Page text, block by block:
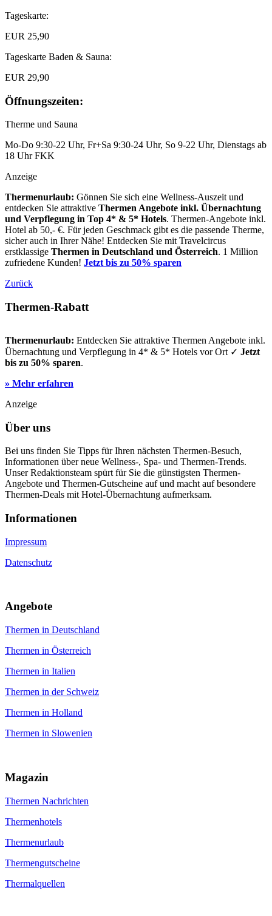
Tageskarte:
EUR 25,90
Tageskarte Baden & Sauna:
EUR 29,90
Öffnungszeiten:
Therme und Sauna
Mo-Do 9:30-22 Uhr, Fr+Sa 9:30-24 Uhr, So 9-22 Uhr, Dienstags ab
18 Uhr FKK
Anzeige
Thermenurlaub: Gönnen Sie sich eine Wellness-Auszeit und
entdecken Sie attraktive Thermen Angebote inkl. Übernachtung
und Verpflegung in Top 4* & 5* Hotels. Thermen-Angebote inkl.
Hotel ab 50,- €. Für jeden Geschmack gibt es die passende Therme,
sicher auch in Ihrer Nähe! Entdecken Sie mit Travelcircus
erstklassige Thermen in Deutschland und Österreich. 1 Million
zufriedene Kunden! Jetzt bis zu 50% sparen
Zurück
Thermen-Rabatt
Thermenurlaub: Entdecken Sie attraktive Thermen Angebote inkl.
Übernachtung und Verpflegung in 4* & 5* Hotels vor Ort ✓ Jetzt
bis zu 50% sparen.
» Mehr erfahren
Anzeige
Über uns
Bei uns finden Sie Tipps für Ihren nächsten Thermen-Besuch,
Informationen über neue Wellness-, Spa- und Thermen-Trends.
Unser Redaktionsteam spürt für Sie die günstigsten Thermen-
Angebote und Thermen-Gutscheine auf und macht auf besondere
Thermen-Deals mit Hotel-Übernachtung aufmerksam.
Informa­tionen
Impressum
Datenschutz
An­gebote
Thermen in Deutschland
Thermen in Österreich
Thermen in Italien
Thermen in der Schweiz
Thermen in Holland
Thermen in Slowenien
Magazin
Thermen Nachrichten
Thermenhotels
Thermenurlaub
Thermengutscheine
Thermalquellen